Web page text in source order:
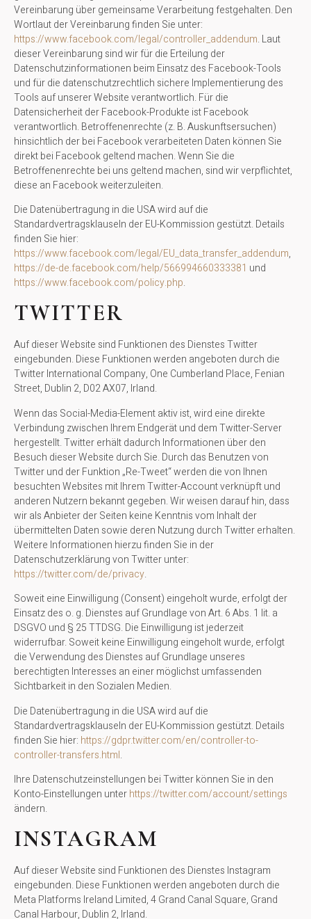
Vereinbarung über gemeinsame Verarbeitung festgehalten. Den
Wortlaut der Vereinbarung finden Sie unter:
https://www.facebook.com/legal/controller_addendum. Laut
dieser Vereinbarung sind wir für die Erteilung der
Datenschutzinformationen beim Einsatz des Facebook-Tools
und für die datenschutzrechtlich sichere Implementierung des
Tools auf unserer Website verantwortlich. Für die
Datensicherheit der Facebook-Produkte ist Facebook
verantwortlich. Betroffenenrechte (z. B. Auskunftsersuchen)
hinsichtlich der bei Facebook verarbeiteten Daten können Sie
direkt bei Facebook geltend machen. Wenn Sie die
Betroffenenrechte bei uns geltend machen, sind wir verpflichtet,
diese an Facebook weiterzuleiten.
Die Datenübertragung in die USA wird auf die
Standardvertragsklauseln der EU-Kommission gestützt. Details
finden Sie hier:
https://www.facebook.com/legal/EU_data_transfer_addendum,
https://de-de.facebook.com/help/566994660333381 und
https://www.facebook.com/policy.php.
TWITTER
Auf dieser Website sind Funktionen des Dienstes Twitter
eingebunden. Diese Funktionen werden angeboten durch die
Twitter International Company, One Cumberland Place, Fenian
Street, Dublin 2, D02 AX07, Irland.
Wenn das Social-Media-Element aktiv ist, wird eine direkte
Verbindung zwischen Ihrem Endgerät und dem Twitter-Server
hergestellt. Twitter erhält dadurch Informationen über den
Besuch dieser Website durch Sie. Durch das Benutzen von
Twitter und der Funktion „Re-Tweet“ werden die von Ihnen
besuchten Websites mit Ihrem Twitter-Account verknüpft und
anderen Nutzern bekannt gegeben. Wir weisen darauf hin, dass
wir als Anbieter der Seiten keine Kenntnis vom Inhalt der
übermittelten Daten sowie deren Nutzung durch Twitter erhalten.
Weitere Informationen hierzu finden Sie in der
Datenschutzerklärung von Twitter unter:
https://twitter.com/de/privacy.
Soweit eine Einwilligung (Consent) eingeholt wurde, erfolgt der
Einsatz des o. g. Dienstes auf Grundlage von Art. 6 Abs. 1 lit. a
DSGVO und § 25 TTDSG. Die Einwilligung ist jederzeit
widerrufbar. Soweit keine Einwilligung eingeholt wurde, erfolgt
die Verwendung des Dienstes auf Grundlage unseres
berechtigten Interesses an einer möglichst umfassenden
Sichtbarkeit in den Sozialen Medien.
Die Datenübertragung in die USA wird auf die
Standardvertragsklauseln der EU-Kommission gestützt. Details
finden Sie hier: https://gdpr.twitter.com/en/controller-to-
controller-transfers.html.
Ihre Datenschutzeinstellungen bei Twitter können Sie in den
Konto-Einstellungen unterhttps://twitter.com/account/settings
ändern.
INSTAGRAM
Auf dieser Website sind Funktionen des Dienstes Instagram
eingebunden. Diese Funktionen werden angeboten durch die
Meta Platforms Ireland Limited, 4 Grand Canal Square, Grand
Canal Harbour, Dublin 2, Irland.